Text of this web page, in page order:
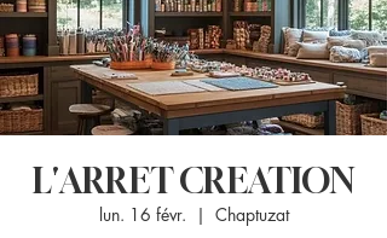
L'ARRET CREATION
lun. 16 févr.
  |
Chaptuzat